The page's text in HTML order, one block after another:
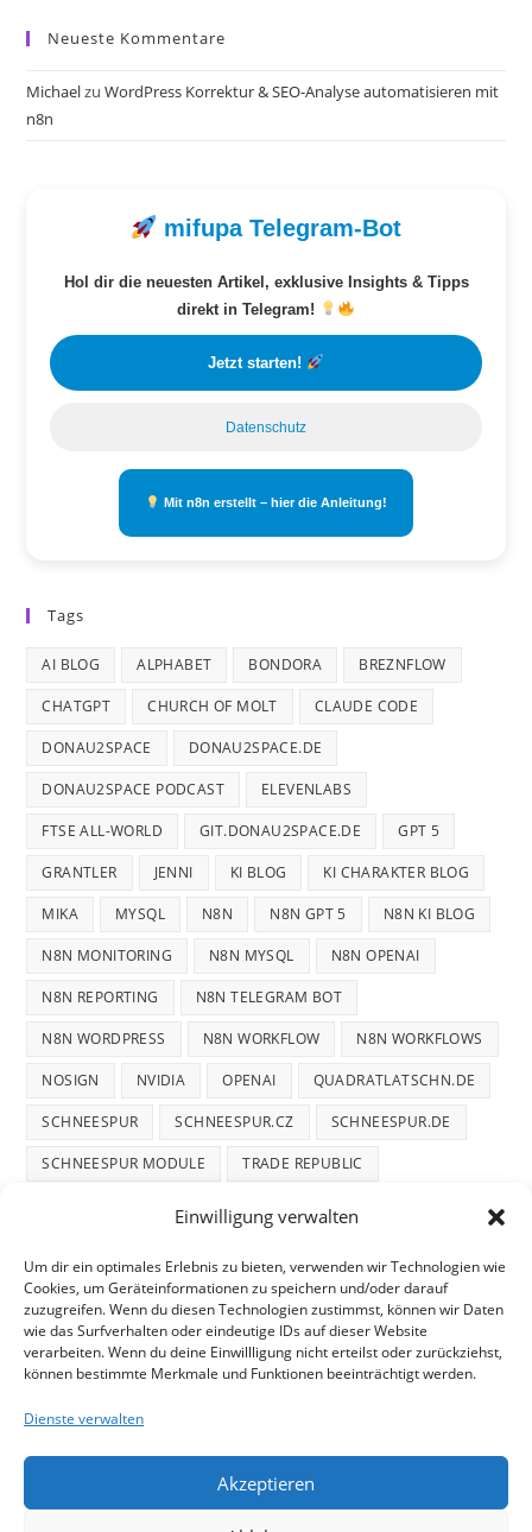
Einwilligung verwalten
Um dir ein optimales Erlebnis zu bieten, verwenden wir Technologien wie
Cookies, um Geräteinformationen zu speichern und/oder darauf
zuzugreifen. Wenn du diesen Technologien zustimmst, können wir Daten
wie das Surfverhalten oder eindeutige IDs auf dieser Website
verarbeiten. Wenn du deine Einwillligung nicht erteilst oder zurückziehst,
können bestimmte Merkmale und Funktionen beeinträchtigt werden.
Dienste verwalten
Akzeptieren
Neueste Kommentare
MichaelzuWordPress Korrektur & SEO-Analyse automatisieren mit
n8n
mifupa Telegram-Bot
Hol dir die neuesten Artikel, exklusive Insights & Tipps
direkt in Telegram!
Jetzt starten!
Datenschutz
Mit n8n erstellt – hier die Anleitung!
Tags
AI BLOG ALPHABET BONDORA BREZNFLOW
CHATGPT CHURCH OF MOLT CLAUDE CODE
DONAU2SPACE DONAU2SPACE.DE
DONAU2SPACE PODCAST ELEVENLABS
FTSE ALL-WORLD GIT.DONAU2SPACE.DE GPT 5
GRANTLER JENNI KI BLOG KI CHARAKTER BLOG
MIKA MYSQL N8N N8N GPT 5 N8N KI BLOG
N8N MONITORING N8N MYSQL N8N OPENAI
N8N REPORTING N8N TELEGRAM BOT
N8N WORDPRESS N8N WORKFLOW N8N WORKFLOWS
NOSIGN NVIDIA OPENAI QUADRATLATSCHN.DE
SCHNEESPUR SCHNEESPUR.CZ SCHNEESPUR.DE
SCHNEESPUR MODULE TRADE REPUBLIC
WINTERTRACE WINTERTRACE.COM